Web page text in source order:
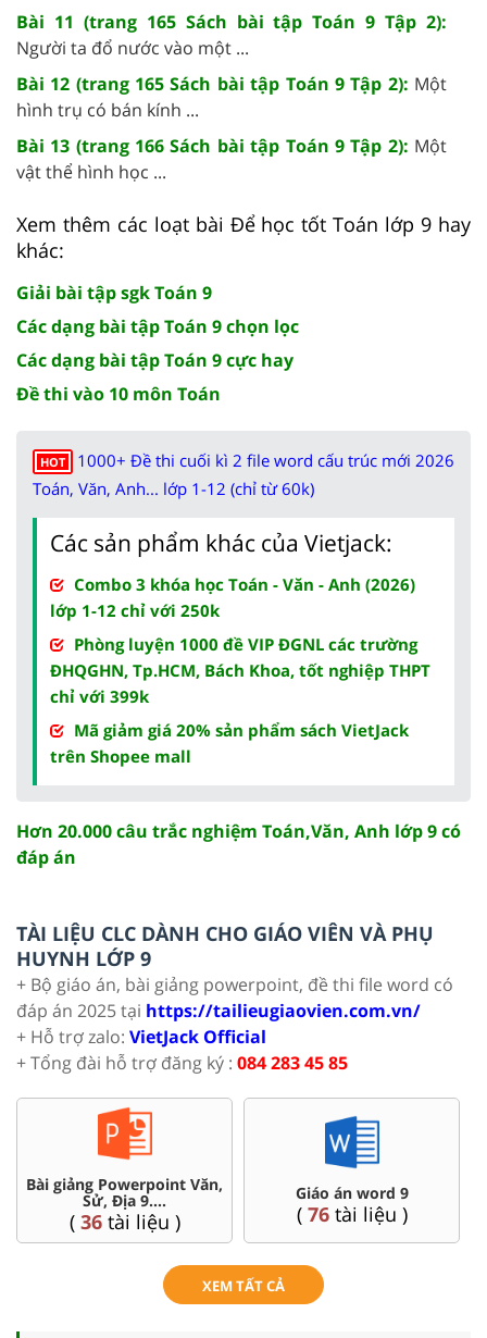
Bài 11 (trang 165 Sách bài tập Toán 9 Tập 2):
Người ta đổ nước vào một ...
Bài 12 (trang 165 Sách bài tập Toán 9 Tập 2): Một
hình trụ có bán kính ...
Bài 13 (trang 166 Sách bài tập Toán 9 Tập 2): Một
vật thể hình học ...
Xem thêm các loạt bài Để học tốt Toán lớp 9 hay
khác:
Giải bài tập sgk Toán 9
Các dạng bài tập Toán 9 chọn lọc
Các dạng bài tập Toán 9 cực hay
Đề thi vào 10 môn Toán
HOT
1000+ Đề thi cuối kì 2 file word cấu trúc mới 2026
Toán, Văn, Anh... lớp 1-12 (chỉ từ 60k)
Các sản phẩm khác của Vietjack:
Combo 3 khóa học Toán - Văn - Anh (2026)
lớp 1-12 chỉ với 250k
Phòng luyện 1000 đề VIP ĐGNL các trường
ĐHQGHN, Tp.HCM, Bách Khoa, tốt nghiệp THPT
chỉ với 399k
Mã giảm giá 20% sản phẩm sách VietJack
trên Shopee mall
Hơn 20.000 câu trắc nghiệm Toán,Văn, Anh lớp 9 có
đáp án
TÀI LIỆU CLC DÀNH CHO GIÁO VIÊN VÀ PHỤ
HUYNH LỚP 9
+ Bộ giáo án, bài giảng powerpoint, đề thi file word có
đáp án 2025 tại https://tailieugiaovien.com.vn/
+ Hỗ trợ zalo: VietJack Official
+ Tổng đài hỗ trợ đăng ký : 084 283 45 85
Chuyên đề dạy thêm Toán,
Lí, Hóa ...9
(77 tài liệu )
Đề thi HSG 9
(9tài liệu )
XEM TẤT CẢ